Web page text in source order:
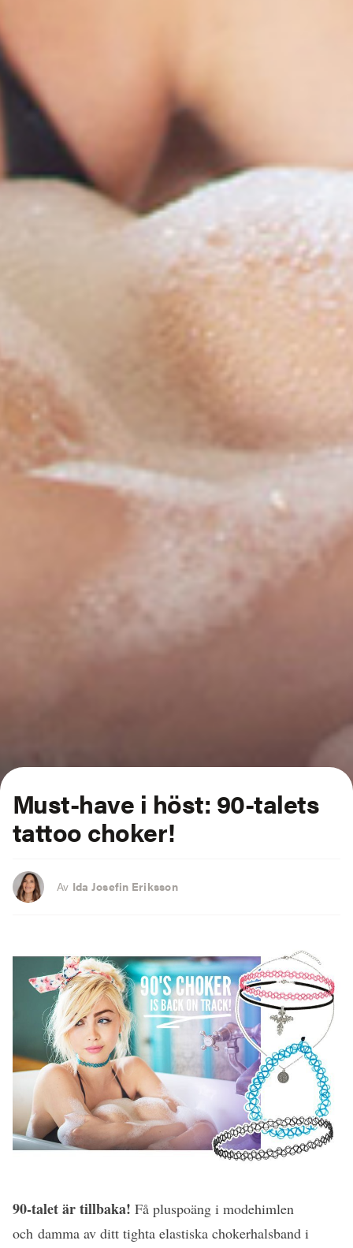
Must-have i höst: 90-talets
tattoo choker!
Av Ida Josefin Eriksson
90-talet är tillbaka! Få pluspoäng i modehimlen
och damma av ditt tighta elastiska chokerhalsband i